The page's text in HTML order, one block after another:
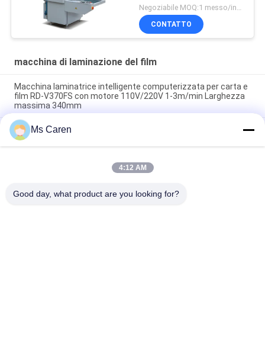
CONTATTO
macchina di laminazione del film
Macchina laminatrice intelligente computerizzata per carta e
film RD-V370FS con motore 110V/220V 1-3m/min Larghezza
massima 340mm
PRY-390D 520D 650D Laminatrice pneumatica automatica
per taglio e riscaldamento di carta in rotolo e film con
sovrapposizione
PRY-ER macchina per la laminazione di pellicole verticali
Ms Caren
4:12 AM
Good day, what product are you looking for?